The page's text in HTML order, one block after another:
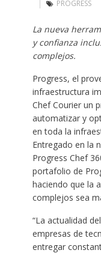
PROGRESS
La nueva
y confianza
complejos.
Progress, el
infraestructura
Chef Courier un
automatizar y
en toda la
Entregado en la
Progress Chef
portafolio de
haciendo que la
complejos sea
“La actualidad
empresas de
entregar